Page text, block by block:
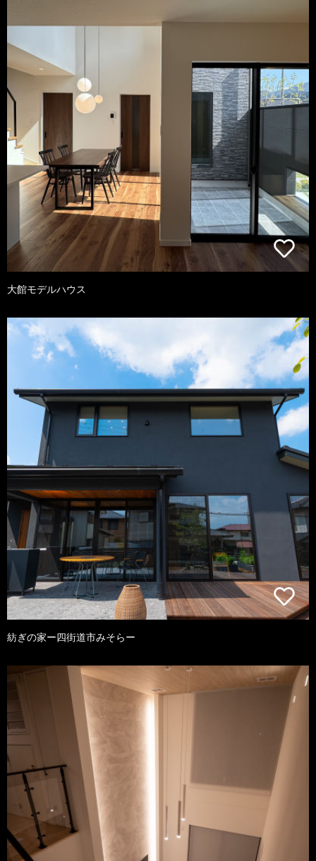
大館モデルハウス
紡ぎの家ー四街道市みそらー